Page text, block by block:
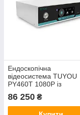
Ендоскопічна
відеосистема TUYOU
PY460T 1080Р із
сенсорним екраном
(роздільна, без
відеозапису)
86 250 ₴